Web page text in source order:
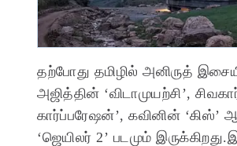
தற்போது தமிழில் அனிருத்
அஜித்தின் ‘விடாமுயற்சி’,
கார்ப்பரேஷன்’, கவினின் ‘கிஸ்’
‘ஜெயிலர் 2’ படமும்